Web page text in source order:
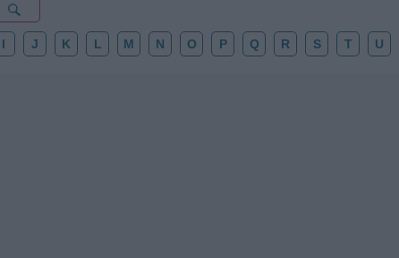
I J K L M N O P Q R S T U